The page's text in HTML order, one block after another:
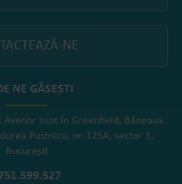
NE
NE GĂSEȘTI
sunt în Greenfield, Băneasa.
Pustnicu, nr. 125A, sector 1,
București